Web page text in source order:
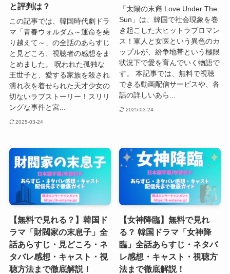
と評判は？
この記事では、韓国時代劇ドラ
マ「青春ウォルダム～運命を乗
り越えて～」の全話のあらすじ
と見どころ、視聴者の感想をま
とめました。 呪われた孤独な
王世子と、愛する家族を殺され
濡れ衣を着せられた天才少女の
切ないラブストーリー！スリリ
ングな事件と宮...
2025-03-24
「太陽の末裔 Love Under The
Sun」は、韓国で社会現象を巻
き起こした大ヒットラブロマン
ス！軍人と女医という異色のカ
ップルが、紛争地帯という極限
状況下で愛を育んでいく物語で
す。 本記事では、無料で視聴
できる動画配信サービスや、各
話の詳しいあら...
2025-03-24
【無料で見れる？】韓国ド
ラマ「財閥家の末息子」全
話あらすじ・見どころ・ネ
タバレ感想・キャスト・視
聴方法まで徹底解説！
【女神降臨】無料で見れ
る？ 韓国ドラマ「女神降
臨」全話あらすじ・ネタバ
レ感想・キャスト・視聴方
法まで徹底解説！